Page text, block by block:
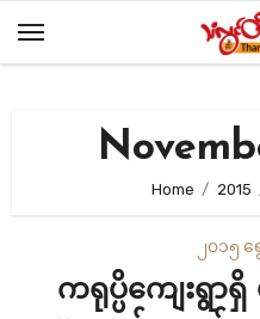
Home 2015
၂၀၁၅
ကရုပ္ပိကျေးရွာ